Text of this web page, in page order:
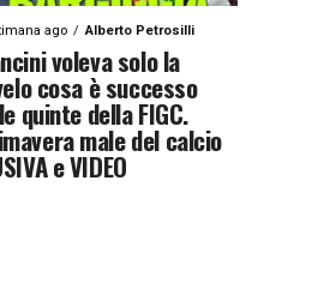
ago Alberto Petrosilli
voleva solo la
cosa è successo
quinte della FIGC.
male del calcio
e VIDEO